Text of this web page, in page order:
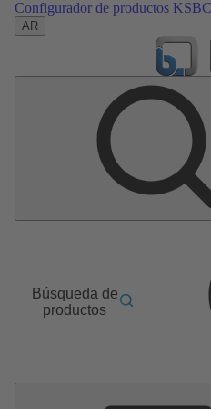
Configurador de productos KSB
AR
Búsqueda de
productos